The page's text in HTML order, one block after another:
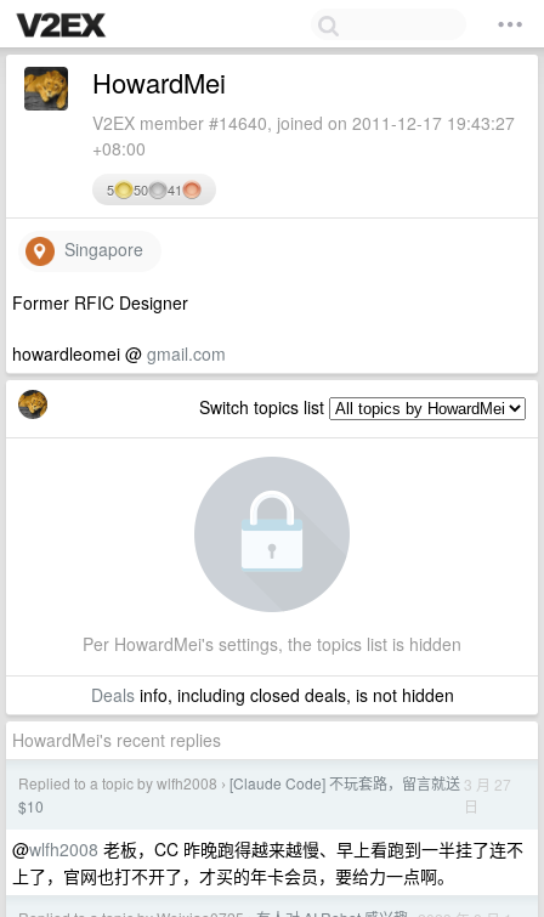
HowardMei
V2EX member #14640, joined on 2011-12-17 19:43:27
+08:00
5 50 41
Singapore
Former RFIC Designer
howardleomei @ gmail.com
Switch topics list
Per HowardMei's settings, the topics list is hidden
Dealsinfo, including closed deals, is not hidden
HowardMei's recent replies
Replied to a topic by wlfh2008 › [Claude Code] 不玩套路，留言就送
$10
3 月 27
日
@wlfh2008 老板，CC 昨晚跑得越来越慢、早上看跑到一半挂了连不
上了，官网也打不开了，才买的年卡会员，要给力一点啊。